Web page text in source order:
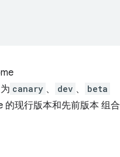
canary 、 dev 、 beta
的现行版本和先前版本 组合